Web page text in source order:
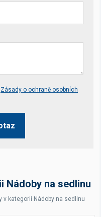
Zásady o ochraně osobních
Nádoby na sedlinu
v kategorii Nádoby na sedlinu